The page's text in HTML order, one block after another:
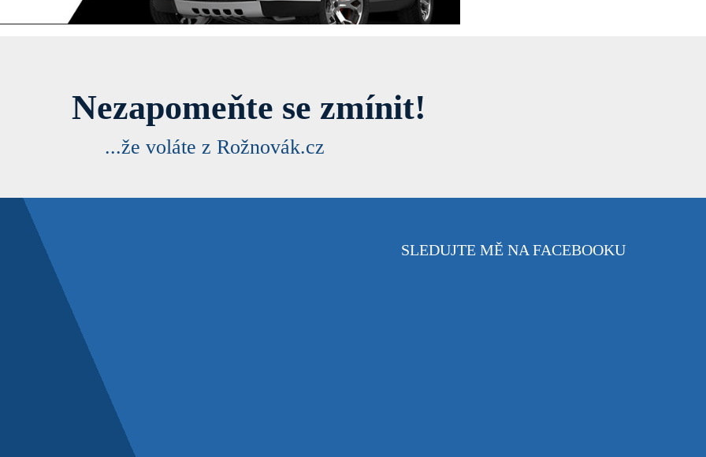
Nezapomeňte se zmínit!
...že voláte z Rožnovák.cz
SLEDUJTE MĚ NA FACEBOOKU